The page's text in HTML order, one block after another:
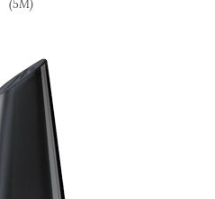
(5M)